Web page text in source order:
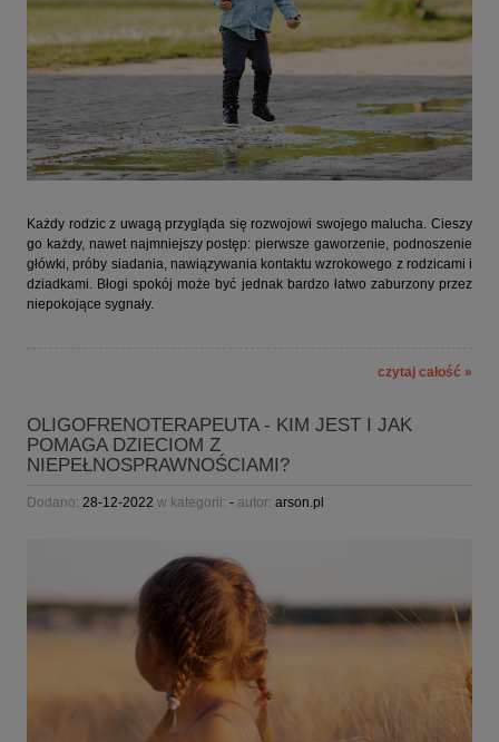
Każdy rodzic z uwagą przygląda się rozwojowi swojego malucha. Cieszy
go każdy, nawet najmniejszy postęp: pierwsze gaworzenie, podnoszenie
główki, próby siadania, nawiązywania kontaktu wzrokowego z rodzicami i
dziadkami. Błogi spokój może być jednak bardzo łatwo zaburzony przez
niepokojące sygnały.
czytaj całość »
OLIGOFRENOTERAPEUTA - KIM JEST I JAK
POMAGA DZIECIOM Z
NIEPEŁNOSPRAWNOŚCIAMI?
Dodano: 28-12-2022 w kategorii: - autor: arson.pl